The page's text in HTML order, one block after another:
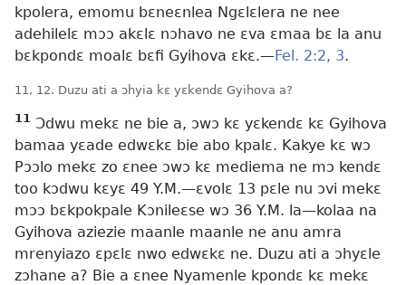
kpolera, emomu bɛneɛnlea Ngɛlɛlera ne nee
adehilelɛ mɔɔ akɛlɛ nɔhavo ne ɛva ɛmaa bɛ la anu
bɛkpondɛ moalɛ bɛfi Gyihova ɛkɛ.​—Fel. 2:2, 3.
11, 12. Duzu ati a ɔhyia kɛ yɛkendɛ Gyihova a?
11 Ɔdwu mekɛ ne bie a, ɔwɔ kɛ yɛkendɛ kɛ Gyihova
bamaa yɛade edwɛkɛ bie abo kpalɛ. Kakye kɛ wɔ
Pɔɔlo mekɛ zo ɛnee ɔwɔ kɛ mediema ne mɔ kendɛ
too kɔdwu kɛyɛ 49 Y.M.​—ɛvolɛ 13 pɛle nu ɔvi mekɛ
mɔɔ bɛkpokpale Kɔnileɛse wɔ 36 Y.M. la​—kolaa na
Gyihova aziezie maanle maanle ne anu amra
mrenyiazo ɛpɛlɛ nwo edwɛkɛ ne. Duzu ati a ɔhyɛle
zɔhane a? Bie a ɛnee Nyamenle kpondɛ kɛ mekɛ